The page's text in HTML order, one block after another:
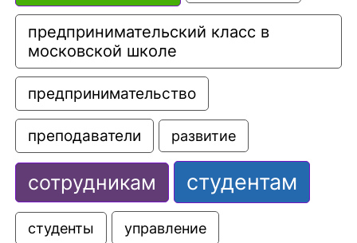
предпринимательский класс в
московской школе
предпринимательство
преподаватели развитие
сотрудникам студентам
студенты управление